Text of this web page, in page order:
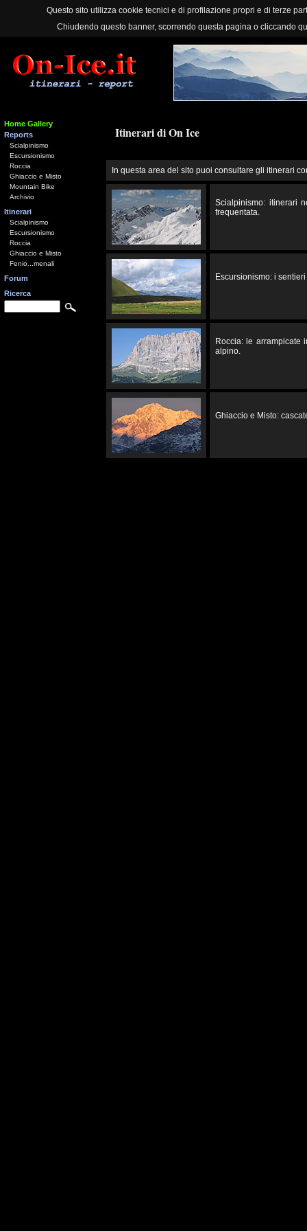
Questo sito utilizza cookie tecnici e di profilazione propri e di terze
Chiudendo questo banner, scorrendo questa pagina o cliccando
Home Gallery
Reports
Scialpinismo
Escursionismo
Roccia
Ghiaccio e Misto
Mountain Bike
Archivio
Itinerari
Scialpinismo
Escursionismo
Roccia
Ghiaccio e Misto
Fenio...menali
Forum
Ricerca
Itinerari di On Ice
In questa area del sito puoi consultare gli itinerari
Scialpinismo: itinerari
frequentata.
Escursionismo: i
Roccia: le arrampicate
alpino.
Ghiaccio e Misto: